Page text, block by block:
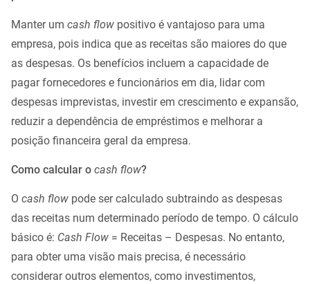
Manter um cash flow positivo é vantajoso para uma
empresa, pois indica que as receitas são maiores do que
as despesas. Os benefícios incluem a capacidade de
pagar fornecedores e funcionários em dia, lidar com
despesas imprevistas, investir em crescimento e expansão,
reduzir a dependência de empréstimos e melhorar a
posição financeira geral da empresa.
Como calcular o cash flow?
O cash flow pode ser calculado subtraindo as despesas
das receitas num determinado período de tempo. O cálculo
básico é: Cash Flow = Receitas – Despesas. No entanto,
para obter uma visão mais precisa, é necessário
considerar outros elementos, como investimentos,